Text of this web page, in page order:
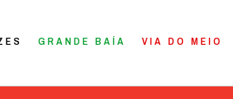
GRANDE BAÍA VIA DO MEIO